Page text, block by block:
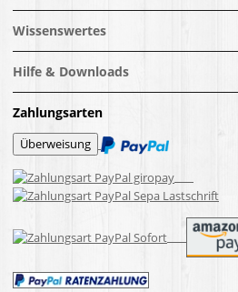
Wissenswertes
Hilfe & Downloads
Zahlungsarten